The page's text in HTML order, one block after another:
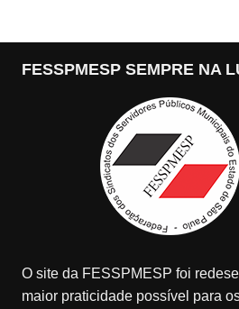
FESSPMESP SEMPRE NA
O site da FESSPMESP foi
maior praticidade possível para